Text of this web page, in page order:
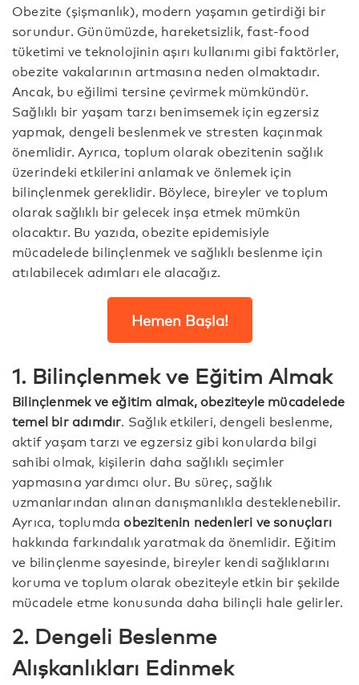
Obezite (şişmanlık), modern yaşamın getirdiği bir
sorundur. Günümüzde, hareketsizlik, fast-food
tüketimi ve teknolojinin aşırı kullanımı gibi faktörler,
obezite vakalarının artmasına neden olmaktadır.
Ancak, bu eğilimi tersine çevirmek mümkündür.
Sağlıklı bir yaşam tarzı benimsemek için egzersiz
yapmak, dengeli beslenmek ve stresten kaçınmak
önemlidir. Ayrıca, toplum olarak obezitenin sağlık
üzerindeki etkilerini anlamak ve önlemek için
bilinçlenmek gereklidir. Böylece, bireyler ve toplum
olarak sağlıklı bir gelecek inşa etmek mümkün
olacaktır. Bu yazıda, obezite epidemisiyle
mücadelede bilinçlenmek ve sağlıklı beslenme için
atılabilecek adımları ele alacağız.
Hemen Başla!
1. Bilinçlenmek ve Eğitim Almak
Bilinçlenmek ve eğitim almak, obeziteyle mücadelede
temel bir adımdır. Sağlık etkileri, dengeli beslenme,
aktif yaşam tarzı ve egzersiz gibi konularda bilgi
sahibi olmak, kişilerin daha sağlıklı seçimler
yapmasına yardımcı olur. Bu süreç, sağlık
uzmanlarından alınan danışmanlıkla desteklenebilir.
Ayrıca, toplumdaobezitenin nedenleri ve sonuçları
hakkında farkındalık yaratmak da önemlidir. Eğitim
ve bilinçlenme sayesinde, bireyler kendi sağlıklarını
koruma ve toplum olarak obeziteyle etkin bir şekilde
mücadele etme konusunda daha bilinçli hale gelirler.
2. Dengeli Beslenme
Alışkanlıkları Edinmek